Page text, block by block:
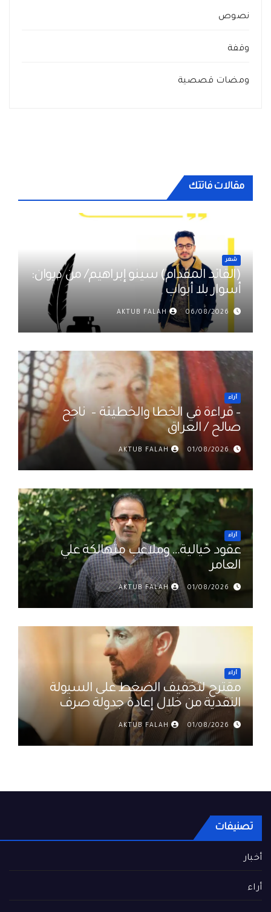
نصوص
وقفة
ومضات قصصية
مقالات فاتتك
شعر
(القائد المقدام) سينو إبراهيم/ من ديوان:
أسوار بلا أبواب
06/08/2026
AKTUB FALAH
أراء
– قراءة في الخطأ والخطيئة – ناجح
صالح / العراق
01/08/2026
AKTUB FALAH
أراء
عقود خيالية… وملاعب متهالكة علي
العامر
01/08/2026
AKTUB FALAH
أراء
مقترح لتخفيف الضغط على السيولة
النقدية من خلال إعادة جدولة صرف
رواتب الموظفين في العراق د. عمر
حميد
01/08/2026
AKTUB FALAH
تصنيفات
أخبار
أراء